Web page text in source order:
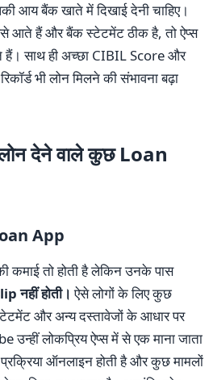
आय बैंक खाते में दिखाई देनी चाहिए।
आते हैं और बैंक स्टेटमेंट ठीक है, तो ऐप्स
साथ ही अच्छा CIBIL Score और
भी लोन मिलने की संभावना बढ़ा
देने वाले कुछ Loan
App
तो होती है लेकिन उनके पास
नहीं होती। ऐसे लोगों के लिए कुछ
और अन्य दस्तावेजों के आधार पर
उन्हीं लोकप्रिय ऐप्स में से एक माना जाता
ऑनलाइन होती है और कुछ मामलों